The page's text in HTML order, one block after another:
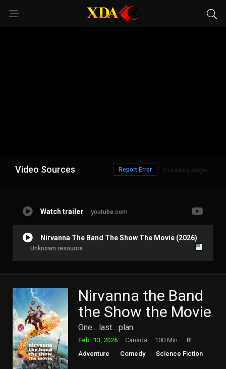
Video Sources 1 Loading player..
Report Error
Watch trailer youtube.com
Nirvanna The Band The Show The Movie (2026)
Unknown resource
Nirvanna the Band
the Show the Movie
One... last... plan.
Feb. 13, 2026 Canada 100 Min.
R
Adventure
Comedy Science Fiction